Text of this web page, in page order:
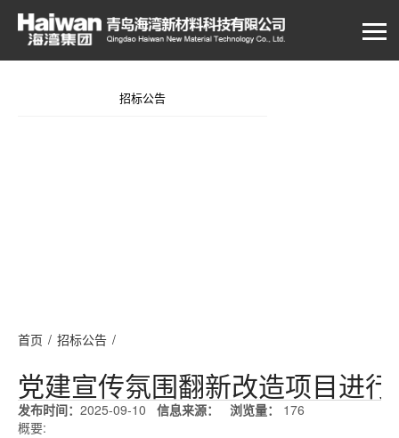
招标公告
首页 / 招标公告 /
党建宣传氛围翻新改造项目进
发布时间： 2025-09-10 信息来源： 浏览量：
176
概要: